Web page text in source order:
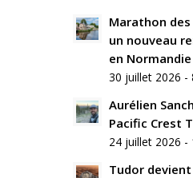
Laisser
commentaire
Rejoindre
Marathon des
un nouveau
en Normandie
30 juillet 2026 -
Aurélien
Pacific Crest
24 juillet 2026 -
Tudor devient